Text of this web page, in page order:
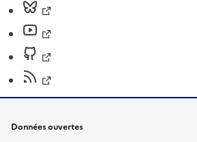
Données ouvertes